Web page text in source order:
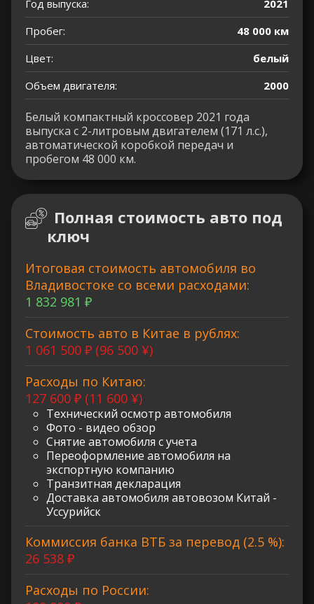
Год выпуска:
2021
Пробег:
48 000 км
Цвет:
белый
Объем двигателя:
2000
Белый компактный кроссовер 2021 года
выпуска с 2-литровым двигателем (171 л.с.),
автоматической коробкой передач и
пробегом 48 000 км.
Полная стоимость авто под
ключ
Итоговая стоимость автомобиля во
Владивостоке со всеми расходами:
1 832 981 ₽
Стоимость авто в Китае в рублях:
1 061 500 ₽ (96 500 ¥)
Расходы по Китаю:
127 600 ₽ (11 600 ¥)
Технический осмотр автомобиля
Фото - видео обзор
Снятие автомобиля с учета
Переоформление автомобиля на
экспортную компанию
Транзитная декларация
Доставка автомобиля автовозом Китай -
Уссурийск
Коммиссия банка ВТБ за перевод (2.5 %):
26 538 ₽
Расходы по России: